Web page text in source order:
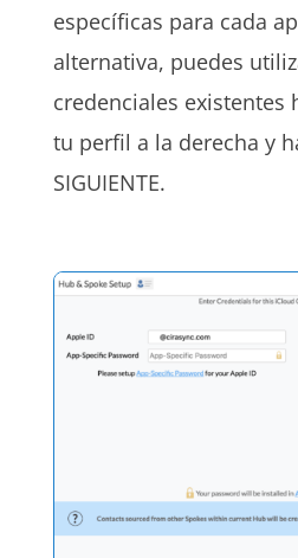
específicas para cada
alternativa, puedes
credenciales existentes
tu perfil a la derecha y
SIGUIENTE.